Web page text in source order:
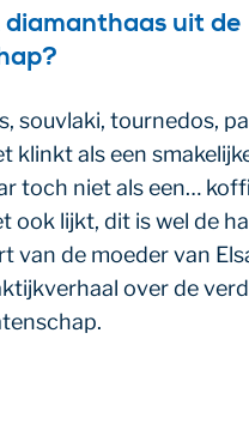
diamanthaas uit de
souvlaki, tournedos,
klinkt als een
toch niet als een…
ook lijkt, dit is wel de
van de moeder van
over de